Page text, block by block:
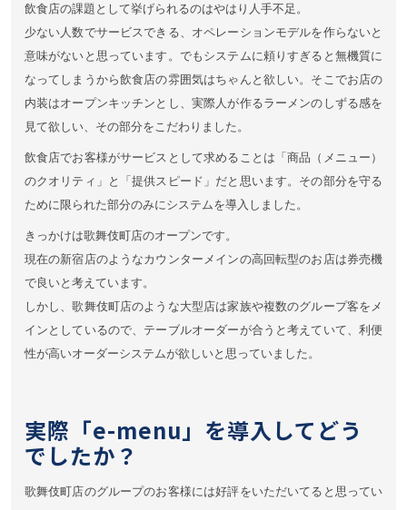
飲食店の課題として挙げられるのはやはり人手不足。
少ない人数でサービスできる、オペレーションモデルを作らないと
意味がないと思っています。でもシステムに頼りすぎると無機質に
なってしまうから飲食店の雰囲気はちゃんと欲しい。そこでお店の
内装はオープンキッチンとし、実際人が作るラーメンのしずる感を
見て欲しい、その部分をこだわりました。
飲食店でお客様がサービスとして求めることは「商品（メニュー）
のクオリティ」と「提供スピード」だと思います。その部分を守る
ために限られた部分のみにシステムを導入しました。
きっかけは歌舞伎町店のオープンです。
現在の新宿店のようなカウンターメインの高回転型のお店は券売機
で良いと考えています。
しかし、歌舞伎町店のような大型店は家族や複数のグループ客をメ
インとしているので、テーブルオーダーが合うと考えていて、利便
性が高いオーダーシステムが欲しいと思っていました。
実際「e-menu」を導入してどう
でしたか？
歌舞伎町店のグループのお客様には好評をいただいてると思ってい